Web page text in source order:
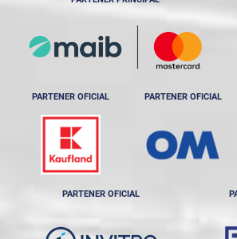
PARTENER OFICIAL PARTENER OFICIAL
PARTENER OFICIAL